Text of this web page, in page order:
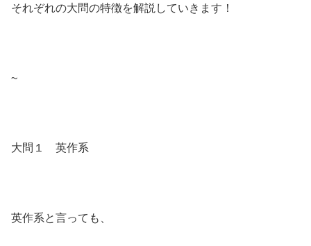
それぞれの大問の特徴を解説していきます！
~
大問１ 英作系
英作系と言っても、